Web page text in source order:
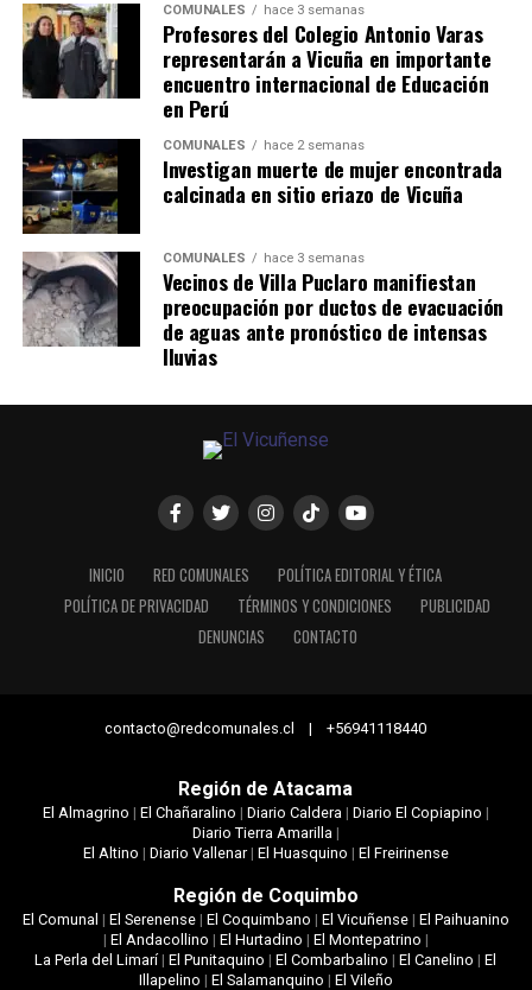
COMUNALES hace 3 semanas
Profesores del Colegio Antonio Varas
representarán a Vicuña en importante
encuentro internacional de Educación
en Perú
COMUNALES hace 2 semanas
Investigan muerte de mujer encontrada
calcinada en sitio eriazo de Vicuña
COMUNALES hace 3 semanas
Vecinos de Villa Puclaro manifiestan
preocupación por ductos de evacuación
de aguas ante pronóstico de intensas
lluvias
INICIO RED COMUNALES
POLÍTICA EDITORIAL Y ÉTICA
POLÍTICA DE PRIVACIDAD
TÉRMINOS Y CONDICIONES
PUBLICIDAD
DENUNCIAS
CONTACTO
contacto@redcomunales.cl | +56941118440
Región de Atacama
El Almagrino | El Chañaralino | Diario Caldera | Diario El Copiapino |
Diario Tierra Amarilla |
El Altino | Diario Vallenar| El Huasquino | El Freirinense
Región de Coquimbo
El Comunal | El Serenense| El Coquimbano | El Vicuñense| El Paihuanino
| El Andacollino | El Hurtadino | El Montepatrino |
La Perla del Limarí|El Punitaquino |El Combarbalino |El Canelino |El
Illapelino | El Salamanquino | El Vileño